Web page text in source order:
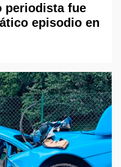
periodista fue
episodio en